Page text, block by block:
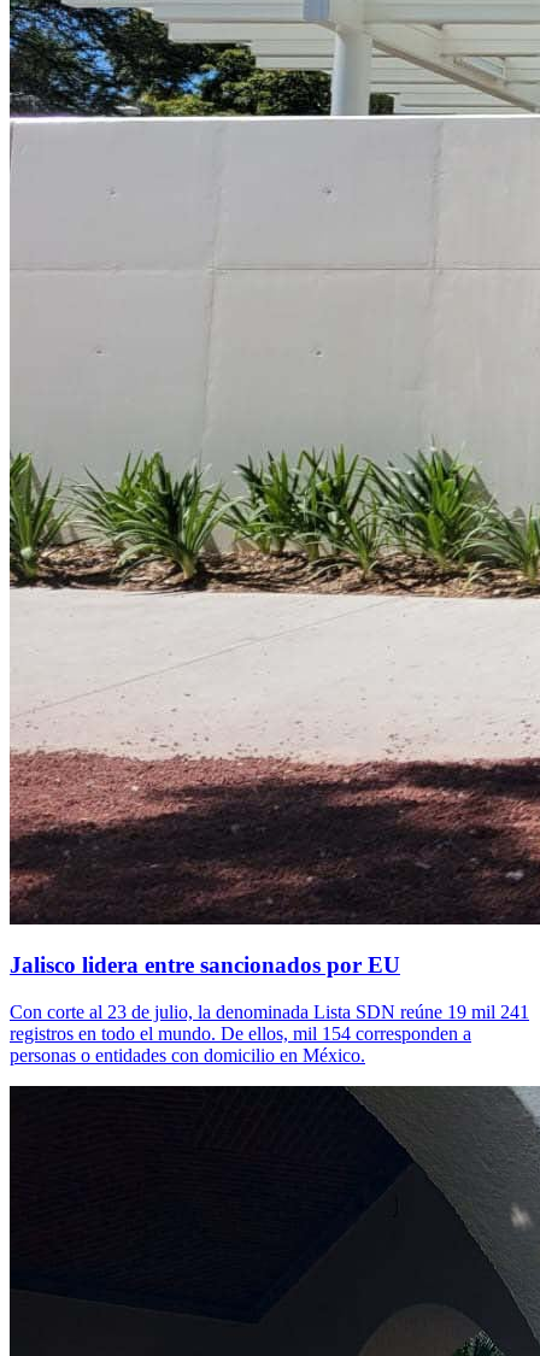
Jalisco lidera entre sancionados por EU
Con corte al 23 de julio, la denominada Lista SDN reúne 19 mil 241
registros en todo el mundo. De ellos, mil 154 corresponden a
personas o entidades con domicilio en México.